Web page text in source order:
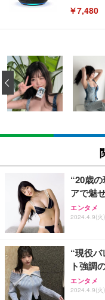
￥7,480
い 跳ね
キング
ン樹脂
(黒網+黒
￥5,699
SIHOO
ュチェ
￥27,999
Sezlife
ワーク チ
能 人間工
務用 お
Sezlife
ワーク チ
能 人間工
EIZO ビ
イト
￥
EIZO ビ
￥
【純正品
フック付
【整備
ー フル
ort/VGA
Amazon
回使い捨
￥3,373
Amazon
x2袋(84
￥3,234
ネオ・ル
り 単品
Smart
限定】
超厚型 お
‹
“20歳
アで魅
エンタメ
2024.4.9(火
“現役
ト強調
エンタメ
2024.4.9(火